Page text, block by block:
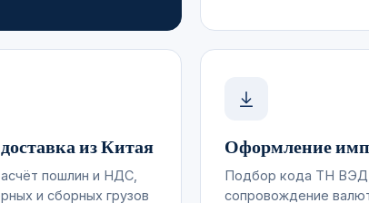
из Китая
пошлин и НДС,
и сборных грузов
Оформление
Подбор кода ТН ВЭД,
сопровождение